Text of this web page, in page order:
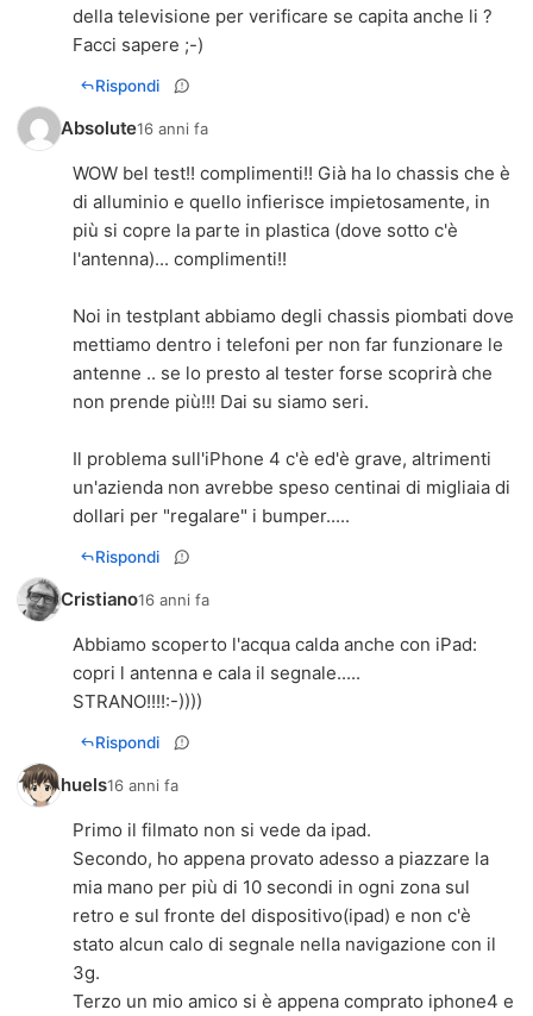
della televisione per verificare se capita anche li ?
Facci sapere ;-)
Rispondi
Absolute16 anni fa
WOW bel test!! complimenti!! Già ha lo chassis che è
di alluminio e quello infierisce impietosamente, in
più si copre la parte in plastica (dove sotto c'è
l'antenna)... complimenti!!
Noi in testplant abbiamo degli chassis piombati dove
mettiamo dentro i telefoni per non far funzionare le
antenne .. se lo presto al tester forse scoprirà che
non prende più!!! Dai su siamo seri.
Il problema sull'iPhone 4 c'è ed'è grave, altrimenti
un'azienda non avrebbe speso centinai di migliaia di
dollari per "regalare" i bumper.....
Rispondi
Cristiano16 anni fa
Abbiamo scoperto l'acqua calda anche con iPad:
copri l antenna e cala il segnale.....
STRANO!!!!:-))))
Rispondi
huels16 anni fa
Primo il filmato non si vede da ipad.
Secondo, ho appena provato adesso a piazzare la
mia mano per più di 10 secondi in ogni zona sul
retro e sul fronte del dispositivo(ipad) e non c'è
stato alcun calo di segnale nella navigazione con il
3g.
Terzo un mio amico si è appena comprato iphone4 e